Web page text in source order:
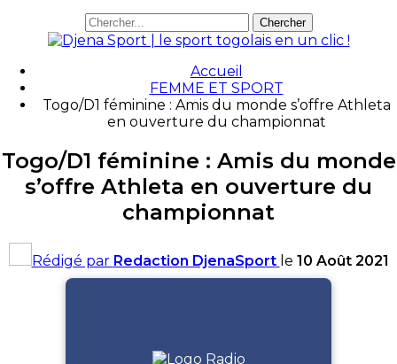
Accueil
FEMME ET SPORT
Togo/D1 féminine : Amis du monde s’offre Athleta
en ouverture du championnat
Togo/D1 féminine : Amis du monde
s’offre Athleta en ouverture du
championnat
Rédigé par Redaction DjenaSport le 10 Août 2021